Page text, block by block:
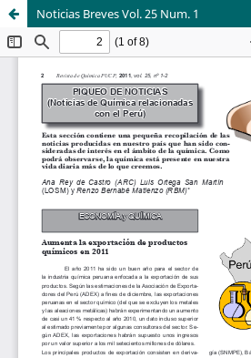
Sistema de
Bibliotecas
Departamento de
Ciencias
Noticias Breves Vol. 25 Num. 1